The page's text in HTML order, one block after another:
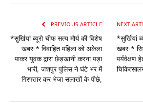
PREVIOUS ARTICLE
*सुर्खियां ब्यूरो चीफ सत्य मौर्य की विशेष
खबर-* विवाहित महिला को अकेला
पाकर युवक द्वारा छेड़खानी करना पड़ा
भारी, जशपुर पुलिस ने घंटे भर में
गिरफ्तार कर भेजा सलाखों के पीछे,
NEXT
*सुर्खियां
खबर-*
पर्यवेक्षण